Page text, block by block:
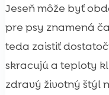
Jeseň môže byť
pre psy znamená
teda zaistiť
skracujú a teploty
zdravý životný štýl